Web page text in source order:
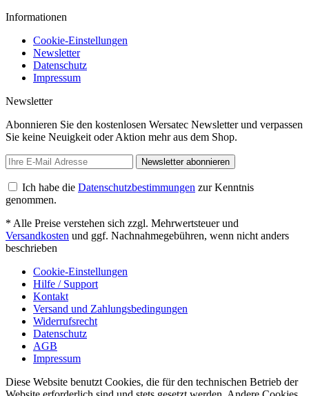
Informationen
Cookie-Einstellungen
Newsletter
Datenschutz
Impressum
Newsletter
Abonnieren Sie den kostenlosen Wersatec Newsletter und verpassen
Sie keine Neuigkeit oder Aktion mehr aus dem Shop.
Newsletter abonnieren
Ich habe die Datenschutzbestimmungen zur Kenntnis
genommen.
* Alle Preise verstehen sich zzgl. Mehrwertsteuer und
Versandkosten und ggf. Nachnahmegebühren, wenn nicht anders
beschrieben
Cookie-Einstellungen
Hilfe / Support
Kontakt
Versand und Zahlungsbedingungen
Widerrufsrecht
Datenschutz
AGB
Impressum
Diese Website benutzt Cookies, die für den technischen Betrieb der